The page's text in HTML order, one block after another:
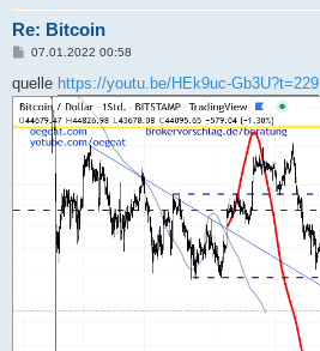
Re: Bitcoin
B
i
t
r
a
g
07.01.2022 00:58
quelle https://youtu.be/HEk9uc-Gb3U?t=229